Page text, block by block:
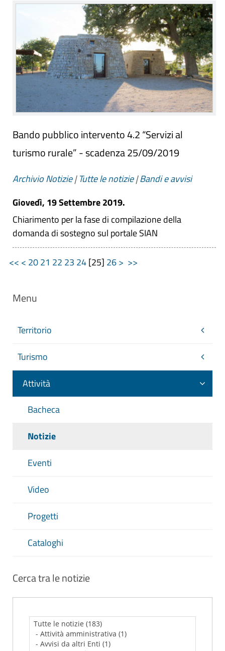
Bando pubblico intervento 4.2 “Servizi al
turismo rurale” - scadenza 25/09/2019
Archivio Notizie|Tutte le notizie|Bandi e avvisi
Giovedì, 19 Settembre 2019.
Chiarimento per la fase di compilazione della
domanda di sostegno sul portale SIAN
<< < 2021 22 23 24[25] 26> >>
Menu
Territorio
Turismo
Attività
Bacheca
Notizie
Eventi
Video
Progetti
Cataloghi
Cerca tra le notizie